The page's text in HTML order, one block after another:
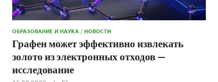
ОБРАЗОВАНИЕ И НАУКА /НОВОСТИ
Графен может эффективно извлекать
золото из электронных отходов —
исследование